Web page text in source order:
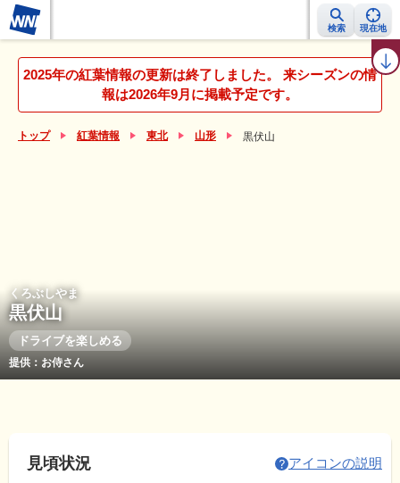
検索 現在地
紅葉レーダー 紅葉ニュース 京都 見頃カレンダー 名所ランキング
2025年の紅葉情報の更新は終了しました。 来シーズンの情
報は2026年9月に掲載予定です。
トップ 紅葉情報 東北 山形 黒伏山
くろぶしやま
黒伏山
ドライブを楽しめる
提供：お侍さん
見頃状況 アイコンの説明